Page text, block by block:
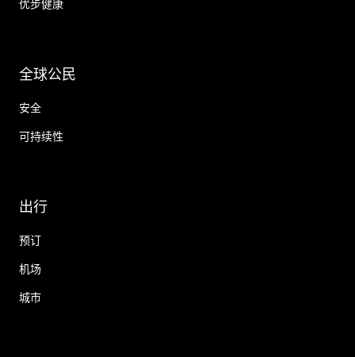
优步健康
全球公民
安全
可持续性
出行
预订
机场
城市